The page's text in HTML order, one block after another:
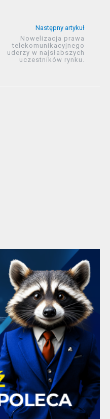
Następny artykuł
Nowelizacja prawa
telekomunikacyjnego
uderzy w najsłabszych
uczestników rynku.